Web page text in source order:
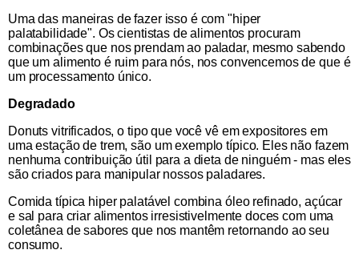
Uma das maneiras de fazer isso é com "hiper
palatabilidade". Os cientistas de alimentos procuram
combinações que nos prendam ao paladar, mesmo sabendo
que um alimento é ruim para nós, nos convencemos de que é
um processamento único.
Degradado
Donuts vitrificados, o tipo que você vê em expositores em
uma estação de trem, são um exemplo típico. Eles não fazem
nenhuma contribuição útil para a dieta de ninguém - mas eles
são criados para manipular nossos paladares.
Comida típica hiper palatável combina óleo refinado, açúcar
e sal para criar alimentos irresistivelmente doces com uma
coletânea de sabores que nos mantêm retornando ao seu
consumo.